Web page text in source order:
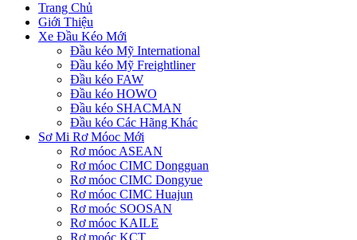
Trang Chủ
Giới Thiệu
Xe Đầu Kéo Mới
Đầu kéo Mỹ International
Đầu kéo Mỹ Freightliner
Đầu kéo FAW
Đầu kéo HOWO
Đầu kéo SHACMAN
Đầu kéo Các Hãng Khác
Sơ Mi Rơ Móoc Mới
Rơ móoc ASEAN
Rơ móoc CIMC Dongguan
Rơ móoc CIMC Dongyue
Rơ móoc CIMC Huajun
Rơ moóc SOOSAN
Rơ móoc KAILE
Rơ moóc KCT